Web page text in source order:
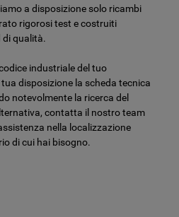
a disposizione solo ricambi
rigorosi test e costruiti
di qualità.
industriale del tuo
disposizione la scheda tecnica
notevolmente la ricerca del
contatta il nostro team
nella localizzazione
di cui hai bisogno.